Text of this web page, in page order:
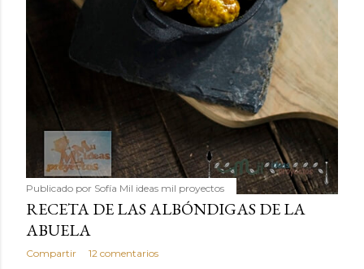
Publicado por Sofía Mil ideas mil proyectos
RECETA DE LAS ALBÓNDIGAS DE LA
ABUELA
Compartir 12 comentarios